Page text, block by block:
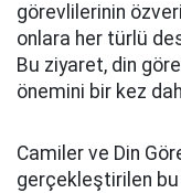
görevlilerinin
onlara her türlü
Bu ziyaret, din
önemini bir kez
Camiler ve Din
gerçekleştirilen